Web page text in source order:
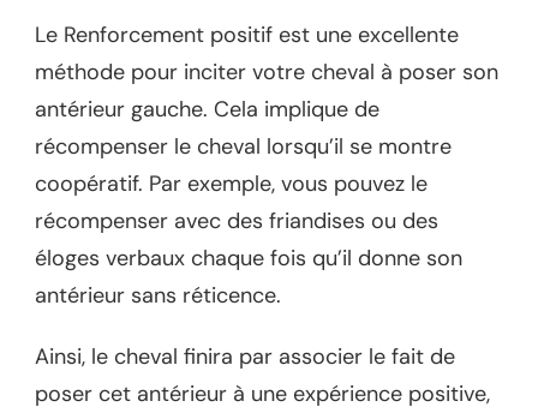
Le Renforcement positif est une excellente
méthode pour inciter votre cheval à poser son
antérieur gauche. Cela implique de
récompenser le cheval lorsqu’il se montre
coopératif. Par exemple, vous pouvez le
récompenser avec des friandises ou des
éloges verbaux chaque fois qu’il donne son
antérieur sans réticence.
Ainsi, le cheval finira par associer le fait de
poser cet antérieur à une expérience positive,